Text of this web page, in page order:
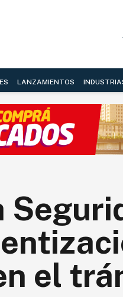
LANZAMIENTOS
el